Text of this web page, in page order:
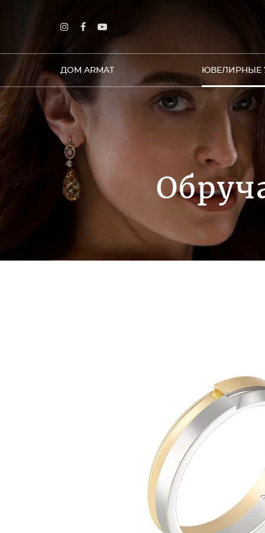
ДОМ ARMAT ЮВЕЛИРНЫЕ